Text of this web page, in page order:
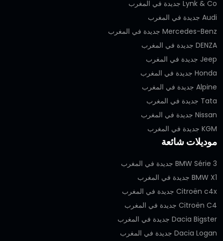
Lynk & Co جديدة في المغرب
Audi جديدة في المغرب
Mercedes-Benz جديدة في المغرب
DENZA جديدة في المغرب
Jeep جديدة في المغرب
Honda جديدة في المغرب
Alpine جديدة في المغرب
Tata جديدة في المغرب
Nissan جديدة في المغرب
KGM جديدة في المغرب
موديلات شائعة
BMW Série 3 جديدة في المغرب
BMW X1 جديدة في المغرب
Citroën c4x جديدة في المغرب
Citroën C4 جديدة في المغرب
Dacia Bigster جديدة في المغرب
Dacia Logan جديدة في المغرب